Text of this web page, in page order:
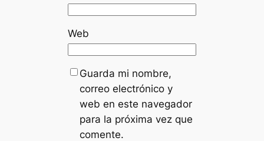
Web
Guarda mi nombre,
correo electrónico y
web en este navegador
para la próxima vez que
comente.